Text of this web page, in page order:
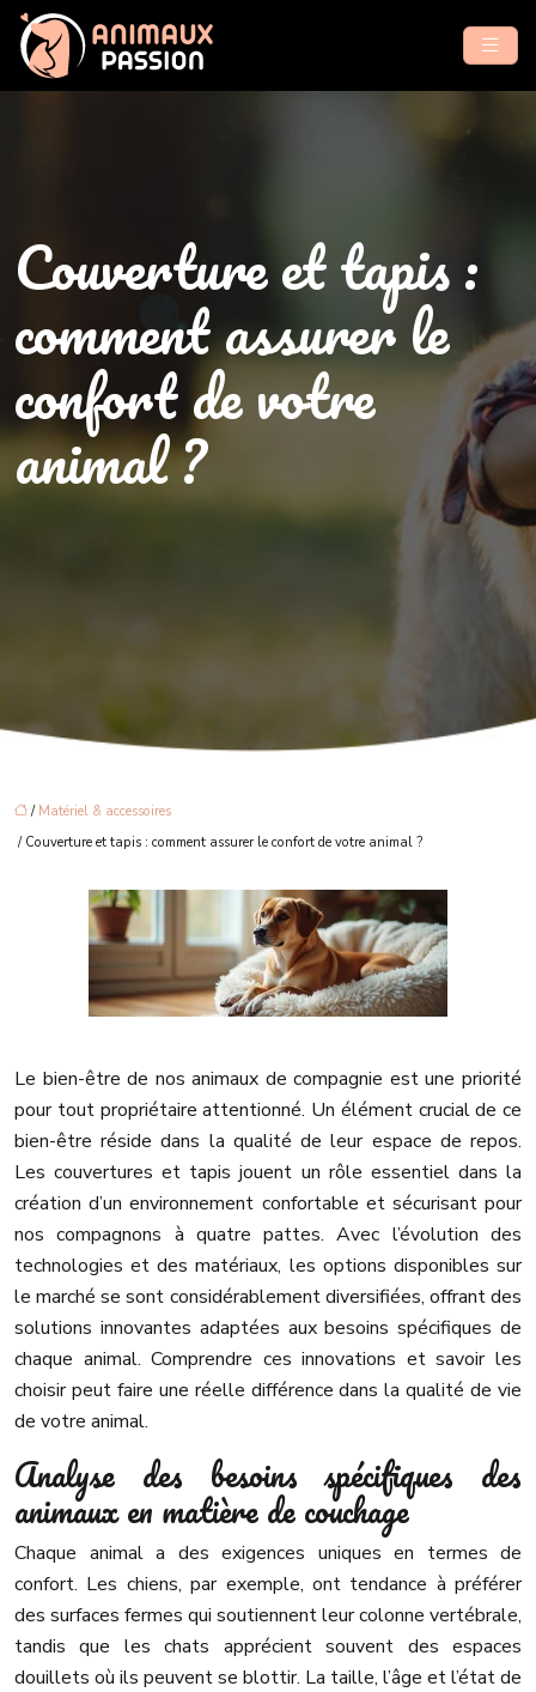
Couverture et tapis :
comment assurer le
confort de votre
animal ?
/ Matériel & accessoires
/ Couverture et tapis : comment assurer le confort de votre animal ?
Le bien-être de nos animaux de compagnie est une priorité
pour tout propriétaire attentionné. Un élément crucial de ce
bien-être réside dans la qualité de leur espace de repos.
Les couvertures et tapis jouent un rôle essentiel dans la
création d’un environnement confortable et sécurisant pour
nos compagnons à quatre pattes. Avec l’évolution des
technologies et des matériaux, les options disponibles sur
le marché se sont considérablement diversifiées, offrant des
solutions innovantes adaptées aux besoins spécifiques de
chaque animal. Comprendre ces innovations et savoir les
choisir peut faire une réelle différence dans la qualité de vie
de votre animal.
Analyse des besoins spécifiques des
animaux en matière de couchage
Chaque animal a des exigences uniques en termes de
confort. Les chiens, par exemple, ont tendance à préférer
des surfaces fermes qui soutiennent leur colonne vertébrale,
tandis que les chats apprécient souvent des espaces
douillets où ils peuvent se blottir. La taille, l’âge et l’état de